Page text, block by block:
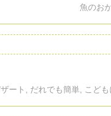
魚のお
ート, だれでも簡単, こど